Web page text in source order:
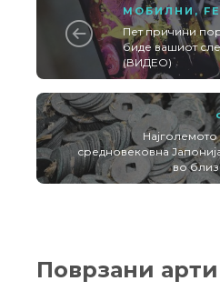
МОБИЛНИ ,
Пет причини
биде вашиот
(ВИДЕО)
Најголемото
средновековна
во
Поврзани